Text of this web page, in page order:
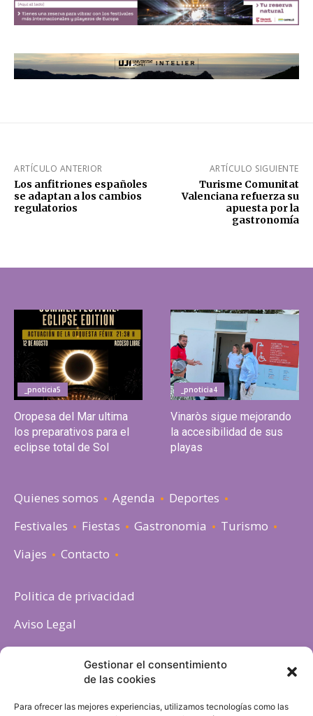
Gestionar el consentimiento
de las cookies
Para ofrecer las mejores experiencias, utilizamos tecnologías como las
ARTÍCULO ANTERIOR
Los anfitriones españoles
se adaptan a los cambios
regulatorios
ARTÍCULO SIGUIENTE
Turisme Comunitat
Valenciana refuerza su
apuesta por la
gastronomía
_pnoticia5
Oropesa del Mar ultima
los preparativos para el
eclipse total de Sol
_pnoticia4
Vinaròs sigue mejorando
la accesibilidad de sus
playas
Quienes somos Agenda
Deportes
Festivales
Fiestas Gastronomia
Turismo
Viajes
Contacto
Politica de privacidad
Aviso Legal
Política de cookies